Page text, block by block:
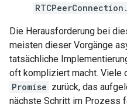
Die Herausforderung bei
meisten dieser Vorgänge
tatsächliche
oft kompliziert macht. Viele
Promise zurück, das
nächste Schritt im Prozess